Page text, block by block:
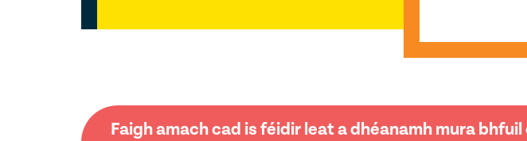
Faigh amach cad is féidir leat a dhéanamh mura